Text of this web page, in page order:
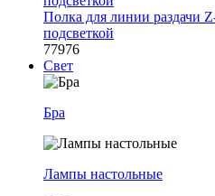
Полка для линии раздачи
подсветкой
77976
Свет
Бра
Лампы настольные